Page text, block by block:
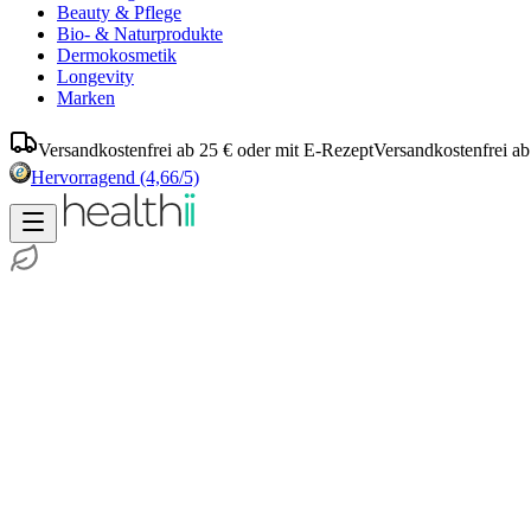
Beauty & Pflege
Bio- & Naturprodukte
Dermokosmetik
Longevity
Marken
Versandkostenfrei ab 25 € oder mit E-RezeptVersandkostenfrei
Hervorragend (4,66/5)